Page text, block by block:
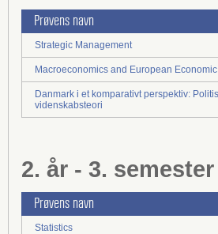
Prøvens navn
Strategic Management
Macroeconomics and European
Danmark i et komparativt perspektiv:
videnskabsteori
2. år - 3. semester
Prøvens navn
Statistics